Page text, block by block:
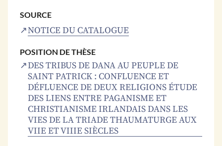
SOURCE
NOTICE DU CATALOGUE
POSITION DE THÈSE
DES TRIBUS DE DANA AU PEUPLE DE
SAINT PATRICK : CONFLUENCE ET
DÉFLUENCE DE DEUX RELIGIONS ÉTUDE
DES LIENS ENTRE PAGANISME ET
CHRISTIANISME IRLANDAIS DANS LES
VIES DE LA TRIADE THAUMATURGE AUX
VIIE ET VIIIE SIÈCLES